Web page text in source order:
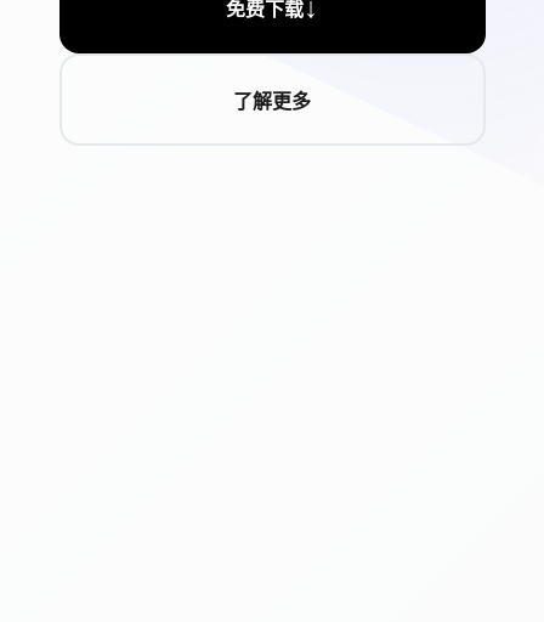
免费下载↓
了解更多